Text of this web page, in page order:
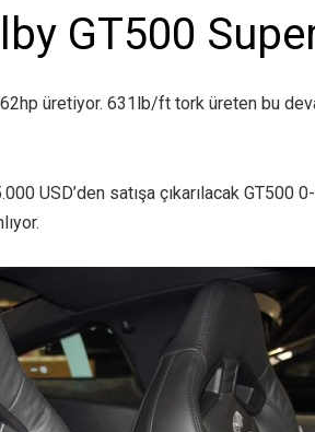
GT500
üretiyor. 631lb/ft tork üreten bu
USD’den satışa çıkarılacak GT500